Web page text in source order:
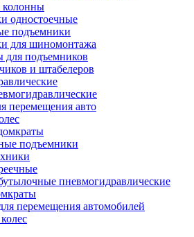
колонны
одностоечные
подъемники
для шиномонтажа
для подъемников
и штабелеров
перемещения авто
подъемники
пневмогидравлические
перемещения автомобилей